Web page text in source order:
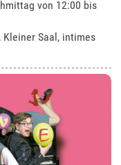
von 12:00 bis
Kleiner Saal, intimes